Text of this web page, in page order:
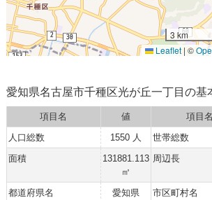
3 km
Leaflet | ©
愛知県名古屋市千種区光が丘一丁目の基
項目名 値 項目名
人口総数
1550 人 世帯総数
面積
131881.113
㎡
周辺長
都道府県名 愛知県 市区町村名